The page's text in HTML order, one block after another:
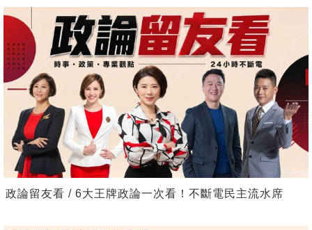
政論留友看 / 6大王牌政論一次看！不斷電民主流水席